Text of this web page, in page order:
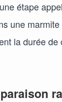
étape
une
la durée